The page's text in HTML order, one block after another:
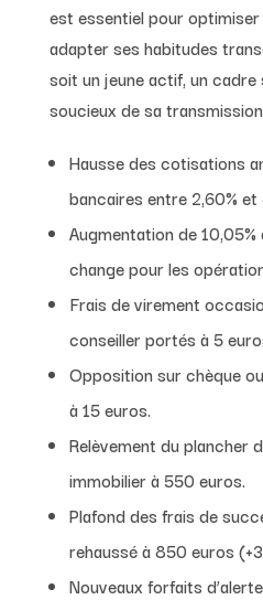
est essentiel pour optimiser
adapter ses habitudes
soit un jeune actif, un
soucieux de sa
Hausse des cotisations
bancaires entre 2,60% et
Augmentation de
change pour les
Frais de virement
conseiller portés à 5
Opposition sur chèque
à 15 euros.
Relèvement du plancher
immobilier à 550 euros.
Plafond des frais de
rehaussé à 850 euros
Nouveaux forfaits